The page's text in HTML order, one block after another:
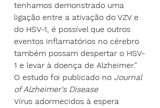
tenhamos demonstrado uma
ligação entre a ativação do VZV e
do HSV-1, é possível que outros
eventos inflamatórios no cérebro
também possam despertar o HSV-
1 e levar à doença de Alzheimer."
O estudo foi publicado no Journal
of Alzheimer's Disease
Vírus adormecidos à espera